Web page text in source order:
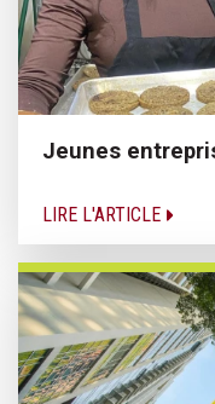
Jeunes
LIRE L'ARTICLE